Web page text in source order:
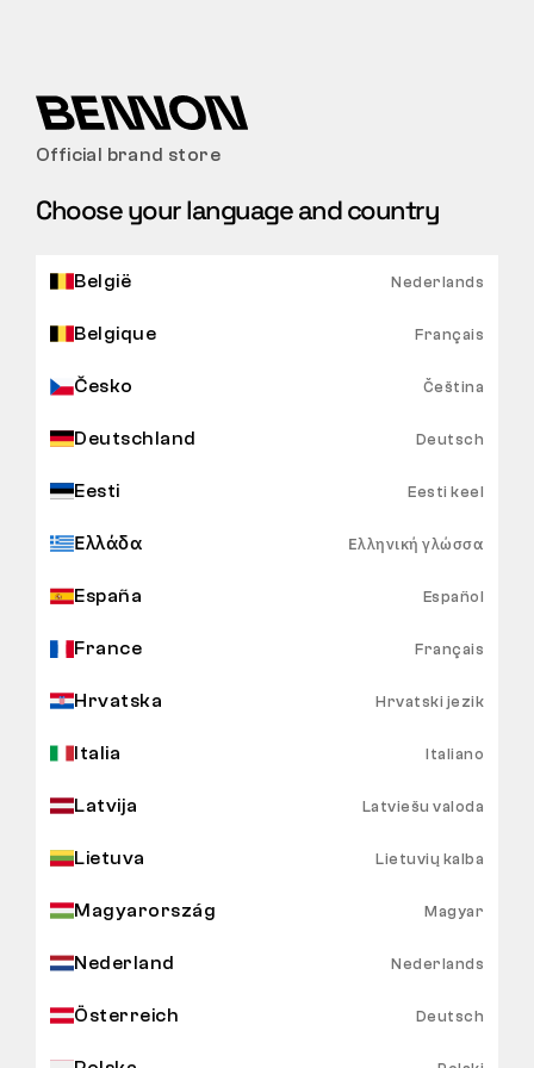
Official brand store
Choose your language and country
België Nederlands
Belgique Français
Česko Čeština
Deutschland Deutsch
Eesti Eesti keel
Ελλάδα Ελληνική γλώσσα
España Español
France Français
Hrvatska Hrvatski jezik
Italia Italiano
Latvija Latviešu valoda
Lietuva Lietuvių kalba
Magyarország Magyar
Nederland Nederlands
Österreich Deutsch